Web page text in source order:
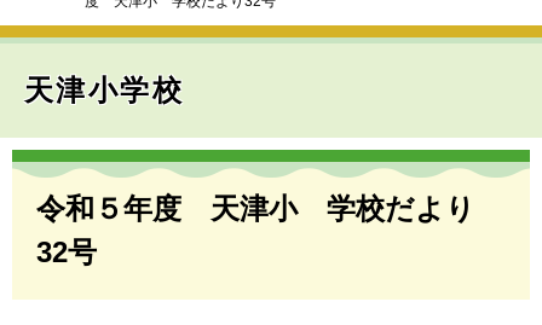
本
天津小学校
本
令和５年度 天津小 学校だより
32号